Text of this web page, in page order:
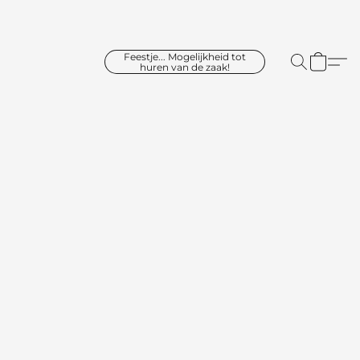
Feestje... Mogelijkheid tot
huren van de zaak!